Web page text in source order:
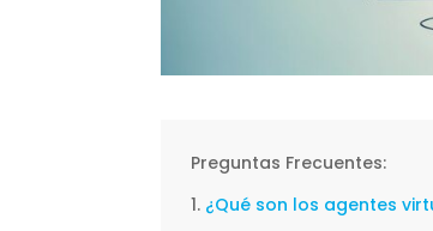
Preguntas Frecuentes:
¿Qué son los agentes